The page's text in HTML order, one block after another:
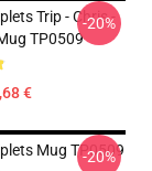
Trip - Chris -
TP0509
€
-20%
Mug TP0509
-20%